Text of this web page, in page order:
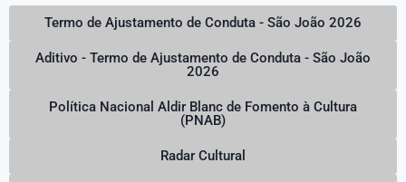
Termo de Ajustamento de Conduta - São João 2026
Aditivo - Termo de Ajustamento de Conduta - São João
2026
Política Nacional Aldir Blanc de Fomento à Cultura
(PNAB)
Radar Cultural